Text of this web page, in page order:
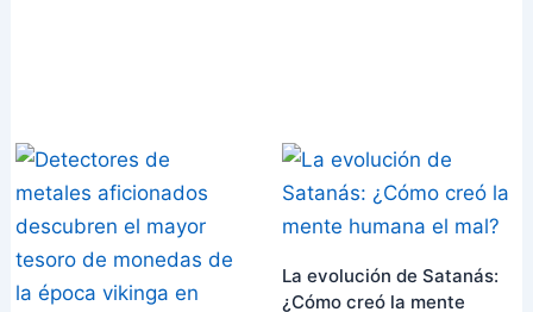
La evolución de Satanás:
¿Cómo creó la mente